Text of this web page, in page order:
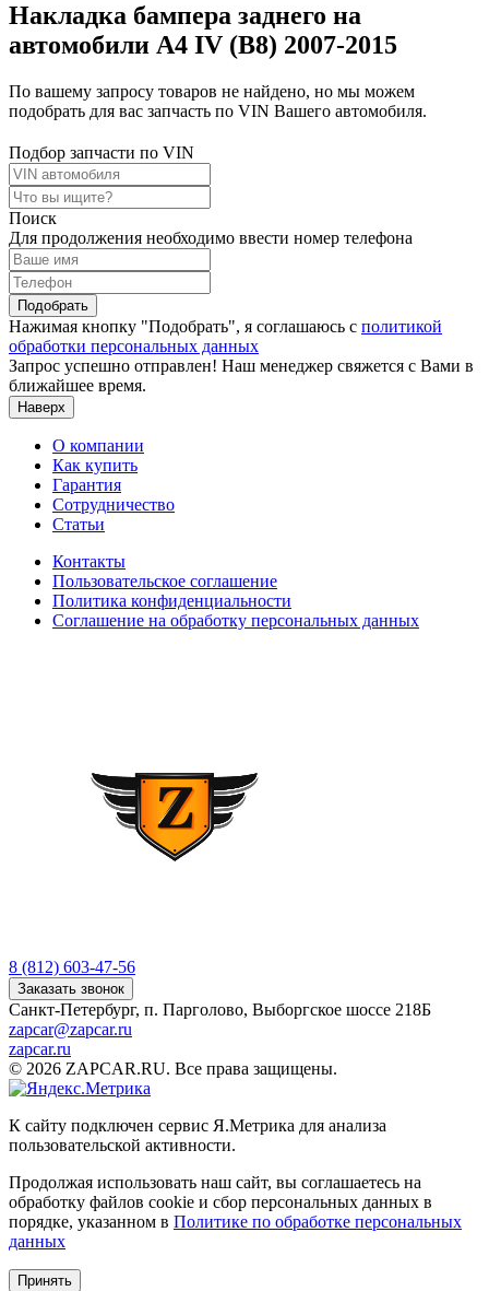
Накладка бампера заднего на
автомобили A4 IV (B8) 2007-2015
По вашему запросу товаров не найдено, но мы можем
подобрать для вас запчасть по VIN Вашего автомобиля.
Подбор запчасти по VIN
Поиск
Для продолжения необходимо ввести номер телефона
Подобрать
Нажимая кнопку "Подобрать", я соглашаюсь с политикой
обработки персональных данных
Запрос успешно отправлен! Наш менеджер свяжется с Вами в
ближайшее время.
Наверх
О компании
Как купить
Гарантия
Сотрудничество
Статьи
Контакты
Пользовательское соглашение
Политика конфиденциальности
Соглашение на обработку персональных данных
8 (812) 603-47-56
Заказать звонок
Санкт-Петербург, п. Парголово, Выборгское шоссе 218Б
zapcar@zapcar.ru
zapcar.ru
© 2026 ZAPCAR.RU. Все права защищены.
К сайту подключен сервис Я.Метрика для анализа
пользовательской активности.
Продолжая использовать наш сайт, вы соглашаетесь на
обработку файлов cookie и сбор персональных данных в
порядке, указанном в Политике по обработке персональных
данных
Принять